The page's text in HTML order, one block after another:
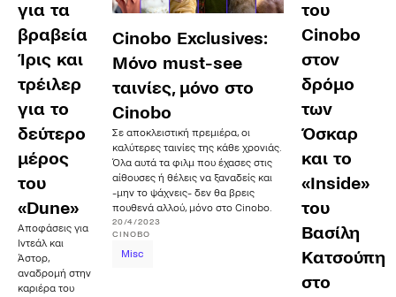
για τα
βραβεία
Ίρις και
τρέιλερ
για το
δεύτερο
μέρος
του
«Dune»
Αποφάσεις για
Ιντεάλ και
Άστορ,
αναδρομή στην
καριέρα του
Cinobo Exclusives:
Μόνο must-see
ταινίες, μόνο στο
Cinobo
Σε αποκλειστική πρεμιέρα, οι
καλύτερες ταινίες της κάθε χρονιάς.
Όλα αυτά τα φιλμ που έχασες στις
αίθουσες ή θέλεις να ξαναδείς και
-μην το ψάχνεις- δεν θα βρεις
πουθενά αλλού, μόνο στο Cinobo.
20/4/2023
CINOBO
Misc
του
Cinobo
στον
δρόμο
των
Όσκαρ
και το
«Inside»
του
Βασίλη
Κατσούπη
στο